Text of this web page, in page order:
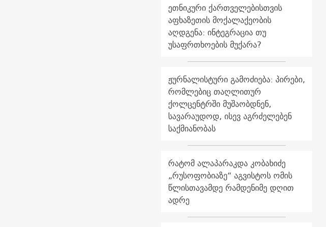
ეთნიკური ქართველებისთვის
აფხაზეთის მოქალაქეობის
აღდგენა: ინტეგრაცია თუ
უსაფრთხოების მუქარა?
ჟურნალისტური გამოძიება: პირები,
რომლებიც თაღლითურ
ქოლცენტრში მუშაობდნენ,
სავარაუდოდ, ისევ აგრძელებენ
საქმიანობას
რატომ ალაპარაკდა კობახიძე
„რუსოფობიაზე“ აგვისტოს ომის
წლისთავამდე რამდენიმე დღით
ადრე